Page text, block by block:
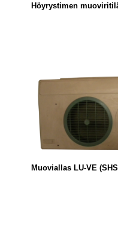
Höyrystimen
Muoviallas LU-VE